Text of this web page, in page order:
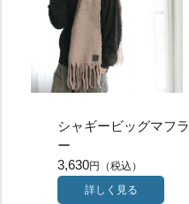
シャギービッグマフラ
ー
3,630
詳しく見る